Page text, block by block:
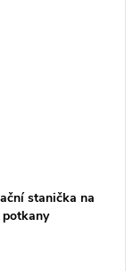
stanička na
potkany